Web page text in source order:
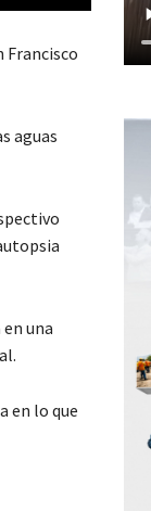
Francisco
aguas
una
en lo que